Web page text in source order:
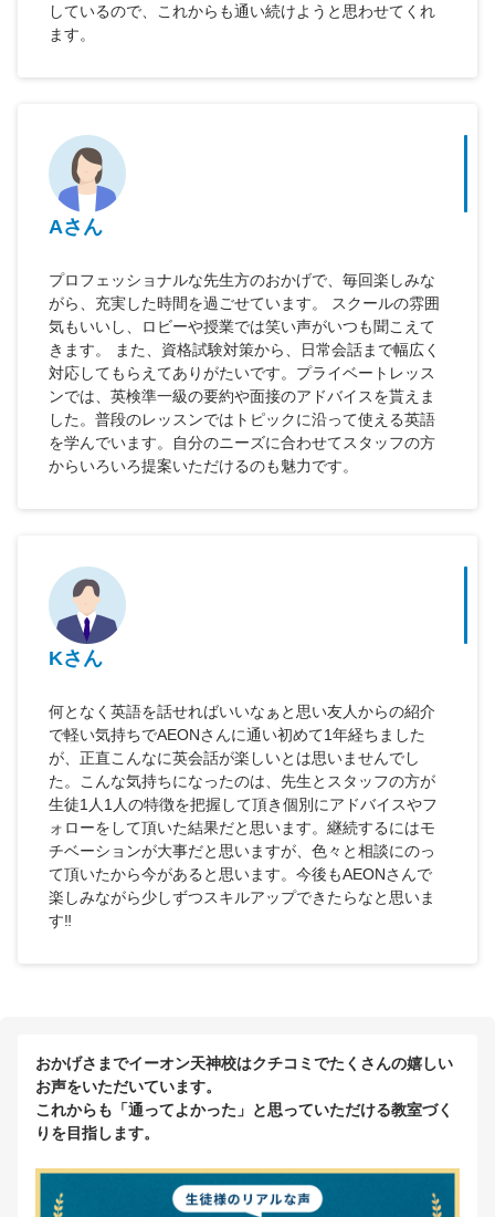
しているので、これからも通い続けようと思わせてくれ
ます。
Aさん
プロフェッショナルな先生方のおかげで、毎回楽しみな
がら、充実した時間を過ごせています。 スクールの雰囲
気もいいし、ロビーや授業では笑い声がいつも聞こえて
きます。 また、資格試験対策から、日常会話まで幅広く
対応してもらえてありがたいです。プライベートレッス
ンでは、英検準一級の要約や面接のアドバイスを貰えま
した。普段のレッスンではトピックに沿って使える英語
を学んでいます。自分のニーズに合わせてスタッフの方
からいろいろ提案いただけるのも魅力です。
Kさん
何となく英語を話せればいいなぁと思い友人からの紹介
で軽い気持ちでAEONさんに通い初めて1年経ちました
が、正直こんなに英会話が楽しいとは思いませんでし
た。こんな気持ちになったのは、先生とスタッフの方が
生徒1人1人の特徴を把握して頂き個別にアドバイスやフ
ォローをして頂いた結果だと思います。継続するにはモ
チベーションが大事だと思いますが、色々と相談にのっ
て頂いたから今があると思います。今後もAEONさんで
楽しみながら少しずつスキルアップできたらなと思いま
す‼️
おかげさまでイーオン天神校はクチコミでたくさんの嬉しい
お声をいただいています。
これからも「通ってよかった」と思っていただける教室づく
りを目指します。